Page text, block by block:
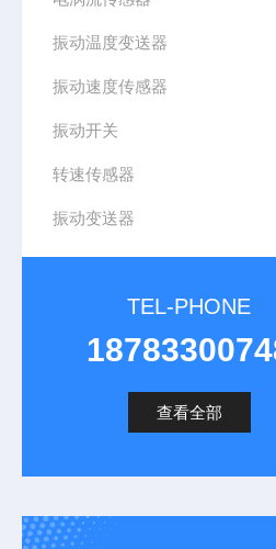
振动温度变送器
振动速度传感器
振动开关
转速传感器
振动变送器
TEL-PHONE
查看全部